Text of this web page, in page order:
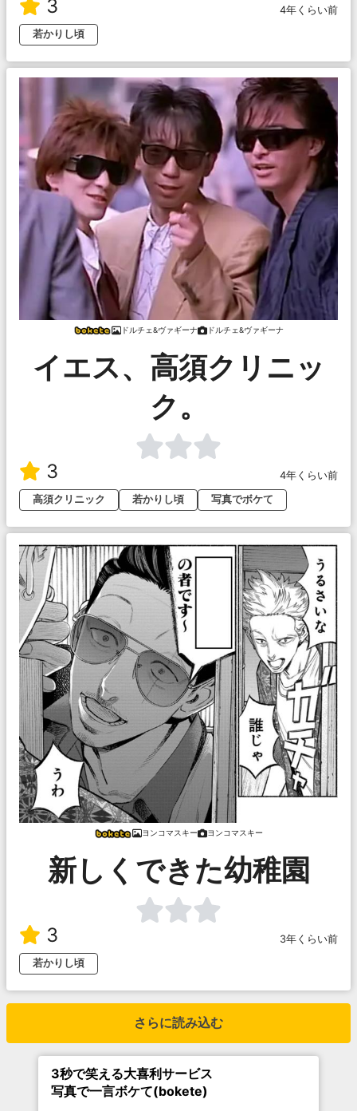
3
4年くらい前
若かりし頃
ドルチェ&ヴァギーナ ドルチェ&ヴァギーナ
イエス、高須クリニッ
ク。
3
4年くらい前
高須クリニック
若かりし頃 写真でボケて
ヨンコマスキー ヨンコマスキー
新しくできた幼稚園
3
3年くらい前
若かりし頃
さらに読み込む
3秒で笑える大喜利サービス
写真で一言ボケて(bokete)